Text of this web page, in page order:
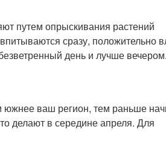
путем опрыскивания растений
сразу, положительно
день и лучше вечером.
южнее ваш регион, тем раньше
делают в середине апреля. Для